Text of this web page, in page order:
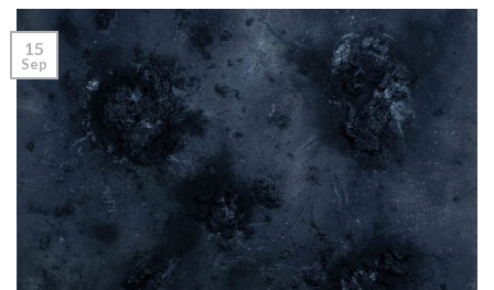
15
Sep